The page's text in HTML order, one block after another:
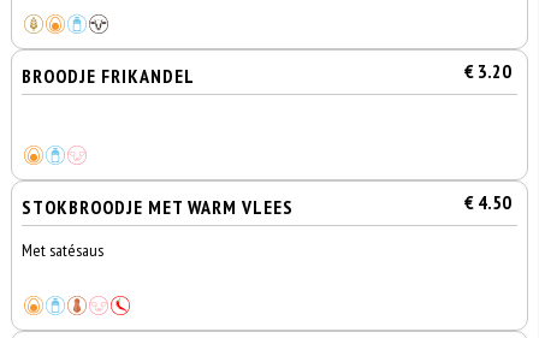
BROODJE FRIKANDEL € 3.20
STOKBROODJE MET WARM VLEES € 4.50
Met satésaus